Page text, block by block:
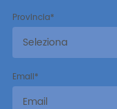
Provincia*
Email*